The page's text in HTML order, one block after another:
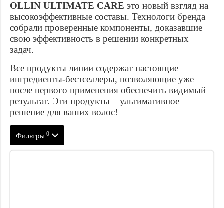
OLLIN ULTIMATE CARE это новый взгляд на
высокоэффективные составы. Технологи бренда
собрали проверенные компоненты, доказавшие
свою эффективность в решении конкретных
задач.
Все продукты линии содержат настоящие
ингредиенты-бестселлеры, позволяющие уже
после первого применения обеспечить видимый
результат. Эти продукты – ультимативное
решение для ваших волос!
Фильтры 0